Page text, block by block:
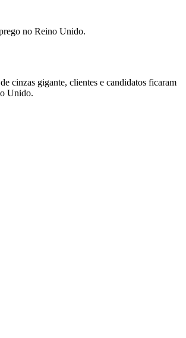
no Reino Unido.
cinzas gigante, clientes e candidatos ficaram
Unido.